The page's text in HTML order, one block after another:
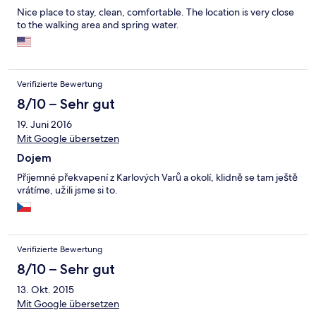
Nice place to stay, clean, comfortable. The location is very close
to the walking area and spring water.
Verifizierte Bewertung
8/10 – Sehr gut
19. Juni 2016
Mit Google übersetzen
Dojem
Příjemné překvapení z Karlových Varů a okolí, klidně se tam ještě
vrátíme, užili jsme si to.
Verifizierte Bewertung
8/10 – Sehr gut
13. Okt. 2015
Mit Google übersetzen